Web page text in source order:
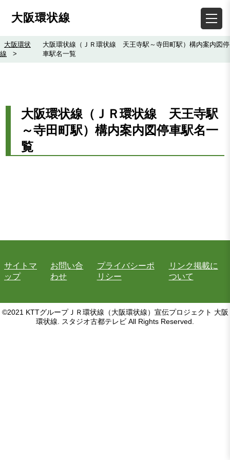
大阪環状線
大阪環状
線
>
大阪環状線（ＪＲ環状線 天王寺駅～寺田町駅）構内案内図停
車駅名一覧
大阪環状線（ＪＲ環状線 天王寺駅
～寺田町駅）構内案内図停車駅名一
覧
サイトマ
ップ
お問い合
わせ
プライバシーポ
リシー
リンク掲載に
ついて
©2021 KTTグループＪＲ環状線（大阪環状線）宣伝プロジェクト 大阪
環状線. スタジオ古都テレビ All Rights Reserved.